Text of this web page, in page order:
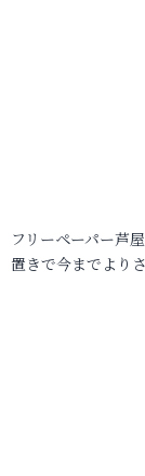
フリーペーパー芦
置きで今までより